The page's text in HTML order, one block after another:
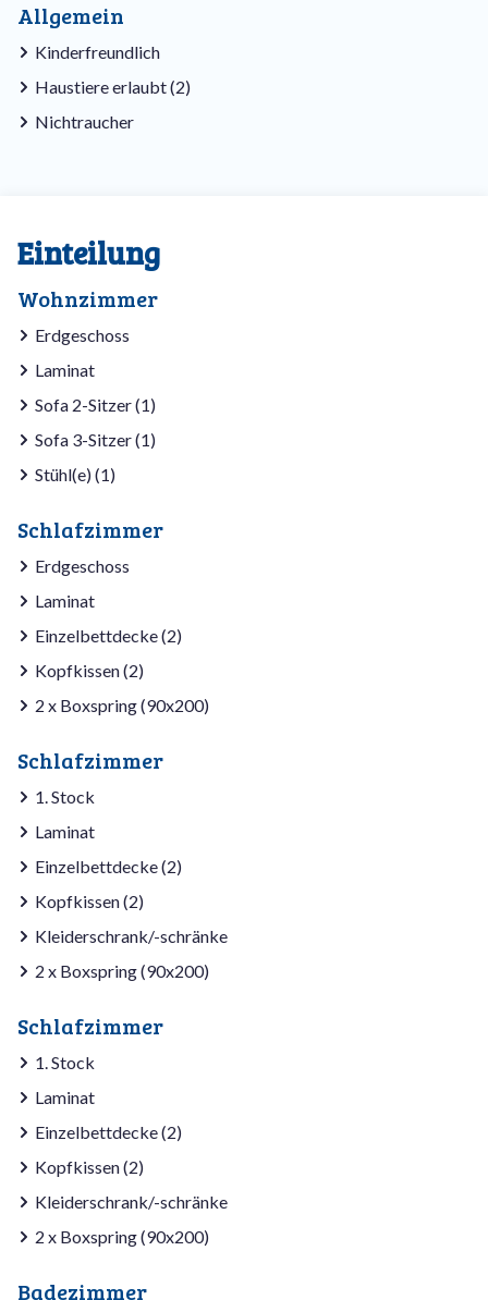
Allgemein
Kinderfreundlich
Haustiere erlaubt (2)
Nichtraucher
Einteilung
Wohnzimmer
Erdgeschoss
Laminat
Sofa 2-Sitzer (1)
Sofa 3-Sitzer (1)
Stühl(e) (1)
Schlafzimmer
Erdgeschoss
Laminat
Einzelbettdecke (2)
Kopfkissen (2)
2 x Boxspring (90x200)
Schlafzimmer
1. Stock
Laminat
Einzelbettdecke (2)
Kopfkissen (2)
Kleiderschrank/-schränke
2 x Boxspring (90x200)
Schlafzimmer
1. Stock
Laminat
Einzelbettdecke (2)
Kopfkissen (2)
Kleiderschrank/-schränke
2 x Boxspring (90x200)
Badezimmer